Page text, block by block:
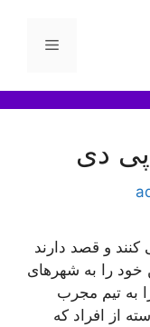
فهرست
دی
و قصد دارند
خود را به شهرهای
به تیم مجرب
از افراد که